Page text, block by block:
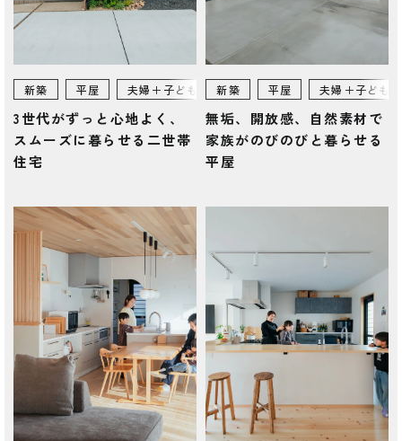
新築 平屋 夫婦＋子ども 150㎡~ 富士市
3世代がずっと心地よく、
スムーズに暮らせる二世帯
住宅
新築 平屋 夫婦＋子ども
無垢、開放感、自然素材で
家族がのびのびと暮らせる
平屋